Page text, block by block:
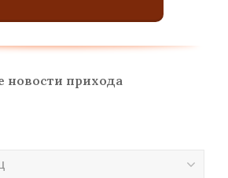
новости прихода